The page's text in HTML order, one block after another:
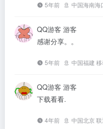
5年前 中国海南海
QQ游客 游客
感谢分享。。
5年前 中国福建
QQ游客 游客
下载看看.
4年前 中国北京 联